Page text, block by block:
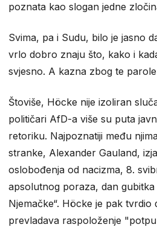
poznata kao slogan jedne
Svima, pa i Sudu, bilo je jasno
vrlo dobro znaju što, kako i
svjesno. A kazna zbog te parole
Štoviše, Höcke nije izoliran
političari AfD-a više su puta
retoriku. Najpoznatiji među
stranke, Alexander Gauland,
oslobođenja od nacizma, 8.
apsolutnog poraza, dan gubitka
Njemačke“. Höcke je pak tvrdio
prevladava raspoloženje